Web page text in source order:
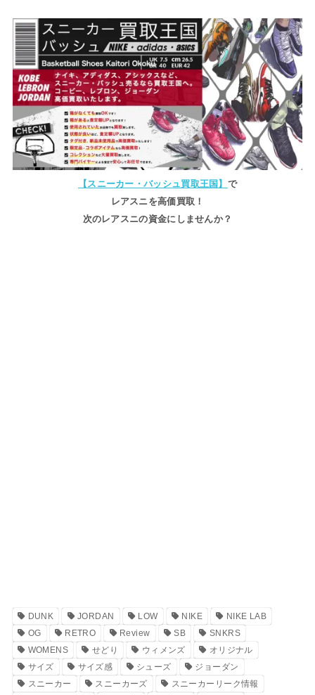
【スニーカー・バッシュ買取王国】 で
レアスニを高価買取！
次のレアスニの資金にしませんか？
DUNK JORDAN LOW NIKE
NIKE LAB
OG
RETRO Review SB
SNKRS
WOMENS
せどり ウィメンズ
オリジナル
サイズ
サイズ感 シューズ
ジョーダン
スニーカー
スニーカーズ
スニーカーリーク情報